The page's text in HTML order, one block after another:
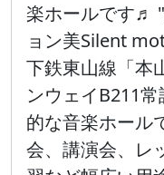
楽ホールです♬
ョン美Silent
下鉄東山線「本
ンウェイB211
的な音楽ホール
会、講演会、レ